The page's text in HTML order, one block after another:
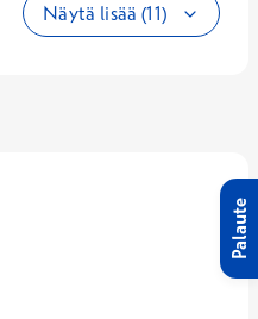
Näytä lisää (11)
Palaute